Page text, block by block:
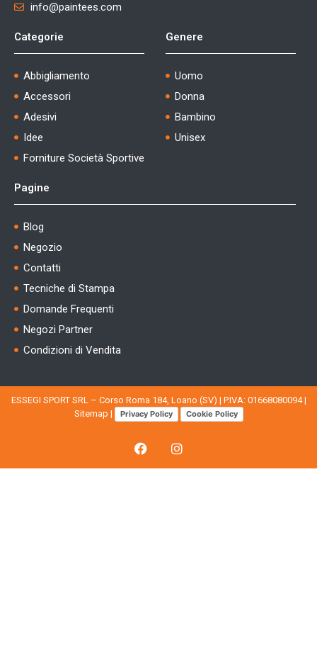
info@paintees.com
Categorie
Abbigliamento
Accessori
Adesivi
Idee
Forniture Società Sportive
Genere
Uomo
Donna
Bambino
Unisex
Pagine
Blog
Negozio
Contatti
Tecniche di Stampa
Domande Frequenti
Negozi Partner
Condizioni di Vendita
ESSEGI SPORT SRL – Corso Roma 184, Loano (SV) | P.IVA: 01668080094 |
Sitemap | Privacy Policy Cookie Policy